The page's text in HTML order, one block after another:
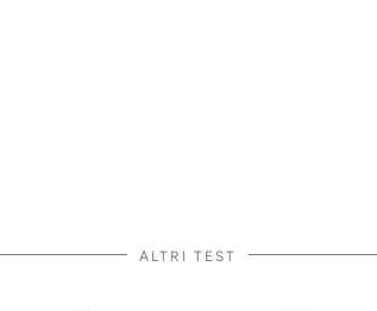
ALTRI TEST